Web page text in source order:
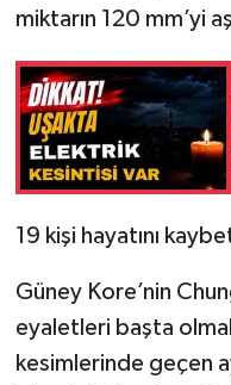
miktarın 120 mm’yi
19 kişi hayatını
Güney Kore’nin
eyaletleri başta
kesimlerinde geçen